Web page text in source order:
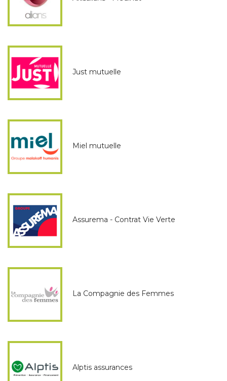
Just mutuelle
Miel mutuelle
Assurema - Contrat Vie Verte
La Compagnie des Femmes
Alptis assurances